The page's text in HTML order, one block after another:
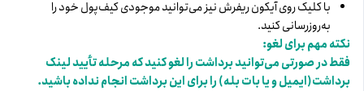
با کلیک روی آیکون ریفرش نیز می‌توانید موجودی کیف‌پول خود را
به‌روزرسانی کنید.
نکته مهم برای لغو:
فقط در صورتی می‌توانید برداشت را لغو کنید که مرحله تأیید لینک
برداشت(ایمیل و یا بات بله) را برای این برداشت انجام نداده باشید.